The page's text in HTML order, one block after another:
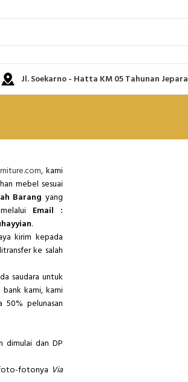
Jl. Soekarno - Hatta KM 05 Tahunan Jepara
, kami
mebel sesuai
Barang yang
Email :
.
kirim kepada
ke salah
saudara untuk
kami, kami
50% pelunasan
dimulai dan DP
foto-fotonya Via